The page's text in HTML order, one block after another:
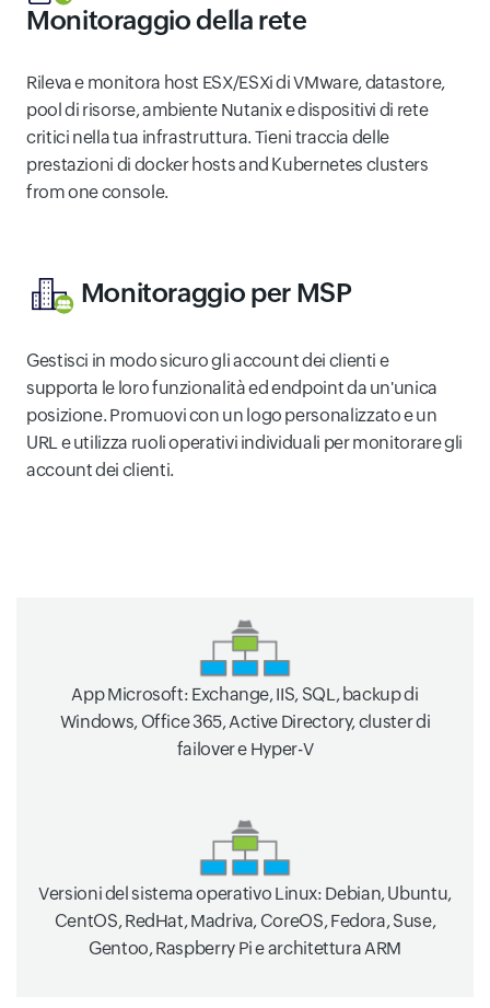
Monitoraggio della rete
Rileva e monitora host ESX/ESXi di VMware, datastore,
pool di risorse, ambiente Nutanix e dispositivi di rete
critici nella tua infrastruttura. Tieni traccia delle
prestazioni di docker hosts and Kubernetes clusters
from one console.
Monitoraggio per MSP
Gestisci in modo sicuro gli account dei clienti e
supporta le loro funzionalità ed endpoint da un'unica
posizione. Promuovi con un logo personalizzato e un
URL e utilizza ruoli operativi individuali per monitorare gli
account dei clienti.
App Microsoft: Exchange, IIS, SQL, backup di
Windows, Office 365, Active Directory, cluster di
failover e Hyper-V
Versioni del sistema operativo Linux: Debian, Ubuntu,
CentOS, RedHat, Madriva, CoreOS, Fedora, Suse,
Gentoo, Raspberry Pi e architettura ARM